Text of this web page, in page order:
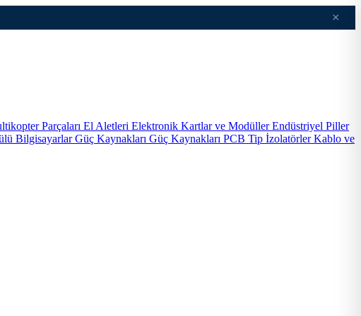
×
Parçaları El Aletleri Elektronik Kartlar ve ModüllerEndüstriyel Piller
BilgisayarlarGüç Kaynakları Güç Kaynakları PCB Tip İzolatörlerKablo ve